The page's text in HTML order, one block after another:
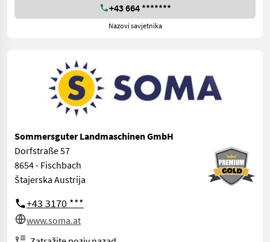
+43 664 *******
Nazovi savjetnika
Sommersguter Landmaschinen GmbH
Dorfstraße 57
8654 - Fischbach
Štajerska Austrija
+43 3170 ***
www.soma.at